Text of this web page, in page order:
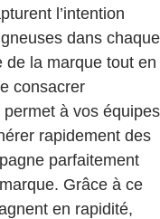
l’intention
dans chaque
de la marque tout en
consacrer
à vos équipes
rapidement des
parfaitement
Grâce à ce
en rapidité,